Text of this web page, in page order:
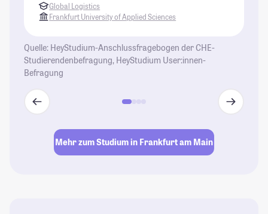
Global Logistics
Frankfurt University of Applied Sciences
Quelle: HeyStudium-Anschlussfragebogen der CHE-
Studierendenbefragung, HeyStudium User:innen-
Befragung
Mehr zum Studium in Frankfurt am Main